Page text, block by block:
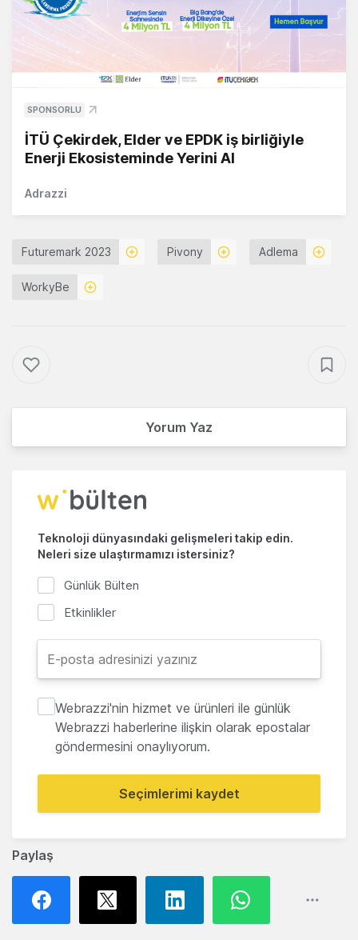
Paylaş
SPONSORLU
İTÜ Çekirdek, Elder ve EPDK iş birliğiyle
Enerji Ekosisteminde Yerini Al
Adrazzi
Futuremark 2023 Pivony Adlema
WorkyBe
Yorum Yaz
Teknoloji dünyasındaki gelişmeleri takip edin.
Neleri size ulaştırmamızı istersiniz?
Günlük Bülten
Etkinlikler
Webrazzi'nin hizmet ve ürünleri ile günlük
Webrazzi haberlerine ilişkin olarak epostalar
göndermesini onaylıyorum.
Seçimlerimi kaydet